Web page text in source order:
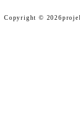
Copyright © 2026